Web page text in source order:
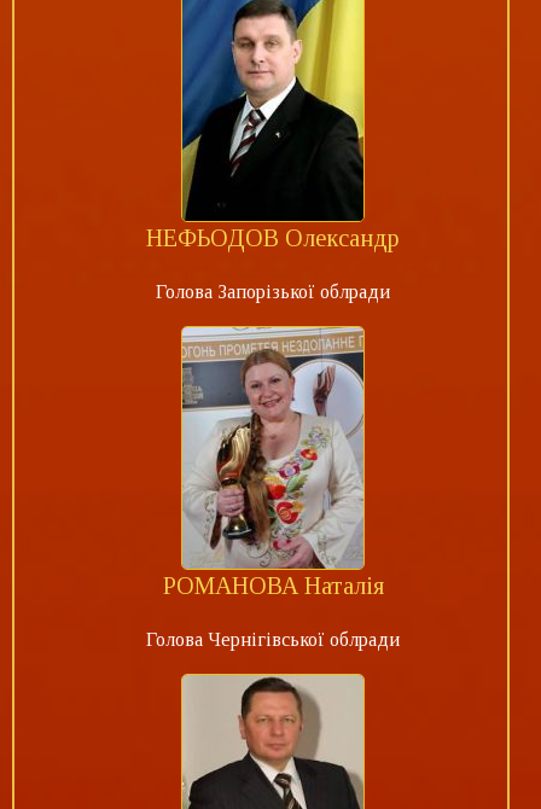
НЕФЬОДОВ Олександр
Голова Запорізької облради
РОМАНОВА Наталія
Голова Чернігівської облради